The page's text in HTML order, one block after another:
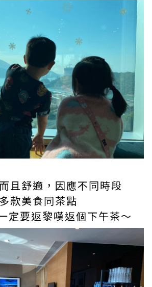
且舒適，因應不同時段
款美食同茶點
定要返黎嘆返個下午茶～